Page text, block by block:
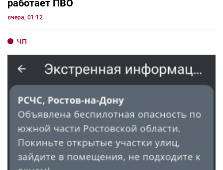
работает ПВО
вчера, 01:12
ЧП